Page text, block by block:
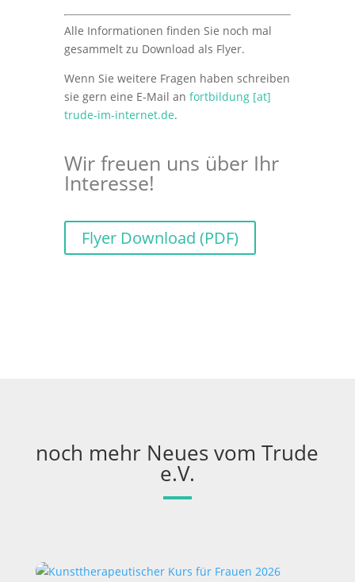
Alle Informationen finden Sie noch mal
gesammelt zu Download als Flyer.
Wenn Sie weitere Fragen haben schreiben
sie gern eine E-Mail an fortbildung [at]
trude-im-internet.de.
Wir freuen uns über Ihr
Interesse!
Flyer Download (PDF)
noch mehr Neues vom Trude
e.V.